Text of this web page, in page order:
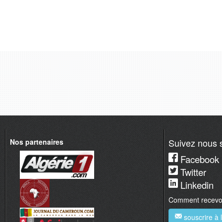
Nos partenaires
Suivez nous
Facebook
Twitter
Linkedin
Comment
souscrire à